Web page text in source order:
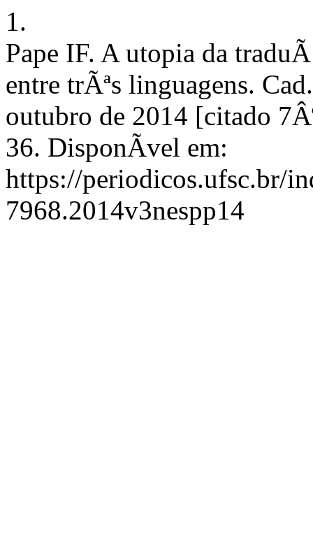
1.
Pape IF. A utopia da
entre trÃªs linguagens.
outubro de 2014 [citado
36. DisponÃ­vel em:
https://periodicos.ufsc.br/
7968.2014v3nespp14